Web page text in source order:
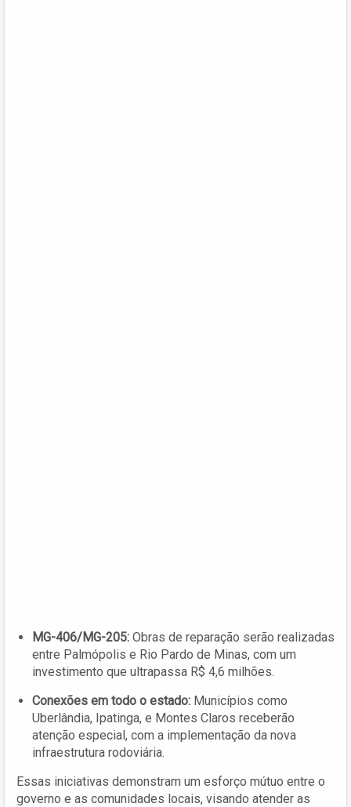
MG-406/MG-205: Obras de reparação serão realizadas
entre Palmópolis e Rio Pardo de Minas, com um
investimento que ultrapassa R$ 4,6 milhões.
Conexões em todo o estado: Municípios como
Uberlândia, Ipatinga, e Montes Claros receberão
atenção especial, com a implementação da nova
infraestrutura rodoviária.
Essas iniciativas demonstram um esforço mútuo entre o
governo e as comunidades locais, visando atender as